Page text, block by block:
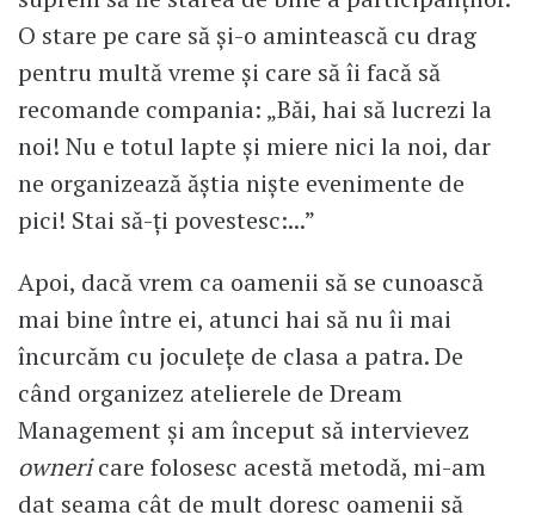
O stare pe care să şi-o amintească cu drag
pentru multă vreme şi care să îi facă să
recomande compania: „Băi, hai să lucrezi la
noi! Nu e totul lapte şi miere nici la noi, dar
ne organizează ăştia nişte evenimente de
pici! Stai să-ţi povestesc:...”
Apoi, dacă vrem ca oamenii să se cunoască
mai bine între ei, atunci hai să nu îi mai
încurcăm cu joculeţe de clasa a patra. De
când organizez atelierele de Dream
Management şi am început să intervievez
ownericare folosesc acestă metodă, mi-am
dat seama cât de mult doresc oamenii să